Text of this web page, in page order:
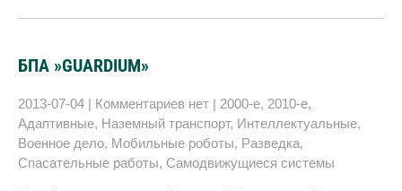
БПА »GUARDIUM»
2013-07-04 | Комментариев нет | 2000-е, 2010-е,
Адаптивные, Наземный транспорт, Интеллектуальные,
Военное дело, Мобильные роботы, Разведка,
Спасательные работы, Самодвижущиеся системы